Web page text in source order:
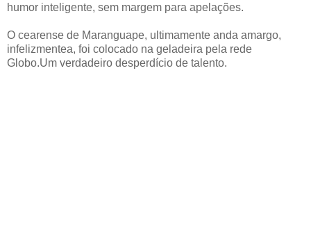
humor inteligente, sem margem para apelações.
O cearense de Maranguape, ultimamente anda amargo,
infelizmentea, foi colocado na geladeira pela rede
Globo.Um verdadeiro desperdício de talento.